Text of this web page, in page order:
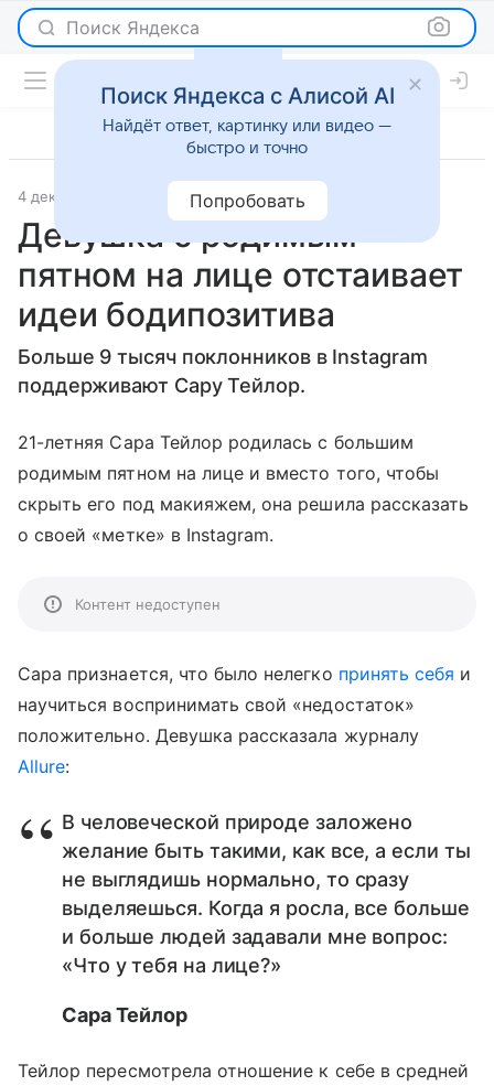
Поиск Яндекса
4 декабря 2017 Новости
Девушка с родимым
пятном на лице отстаивает
идеи бодипозитива
Больше 9 тысяч поклонников в Instagram
поддерживают Сару Тейлор.
21-летняя Сара Тейлор родилась с большим
родимым пятном на лице и вместо того, чтобы
скрыть его под макияжем, она решила рассказать
о своей «метке» в Instagram.
Контент недоступен
Сара признается, что было нелегко принять себя и
научиться воспринимать свой «недостаток»
положительно. Девушка рассказала журналу
Allure:
В человеческой природе заложено
желание быть такими, как все, а если ты
не выглядишь нормально, то сразу
выделяешься. Когда я росла, все больше
и больше людей задавали мне вопрос:
«Что у тебя на лице?»
Сара Тейлор
Тейлор пересмотрела отношение к себе в средней
Поиск Яндекса с Алисой AI
Найдёт ответ, картинку или видео —
быстро и точно
Попробовать